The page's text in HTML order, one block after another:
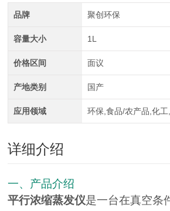
品牌 聚创环保
容量大小 1L
价格区间 面议
产地类别 国产
应用领域 环保,食品/农产品,化
详细介绍
一、产品介绍
平行浓缩蒸发仪是一台在真空条